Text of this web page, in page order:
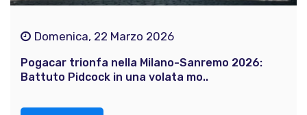
Domenica, 22 Marzo 2026
Pogacar trionfa nella Milano-Sanremo 2026:
Battuto Pidcock in una volata mo..